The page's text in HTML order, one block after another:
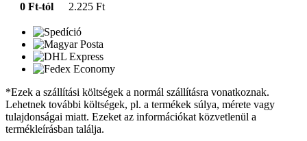
0 Ft-tól
2.225 Ft
*Ezek a szállítási költségek a normál szállításra vonatkoznak.
Lehetnek további költségek, pl. a termékek súlya, mérete vagy
tulajdonságai miatt. Ezeket az információkat közvetlenül a
termékleírásban találja.